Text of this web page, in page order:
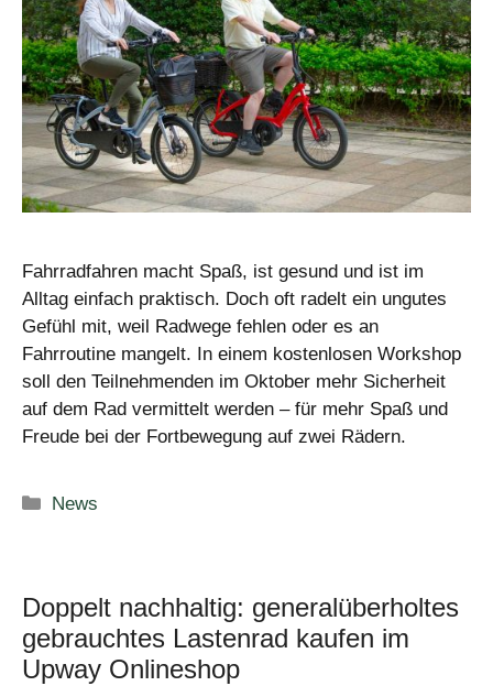
Fahrradfahren macht Spaß, ist gesund und ist im
Alltag einfach praktisch. Doch oft radelt ein ungutes
Gefühl mit, weil Radwege fehlen oder es an
Fahrroutine mangelt. In einem kostenlosen Workshop
soll den Teilnehmenden im Oktober mehr Sicherheit
auf dem Rad vermittelt werden – für mehr Spaß und
Freude bei der Fortbewegung auf zwei Rädern.
Kategorien
News
Doppelt nachhaltig: generalüberholtes
gebrauchtes Lastenrad kaufen im
Upway Onlineshop